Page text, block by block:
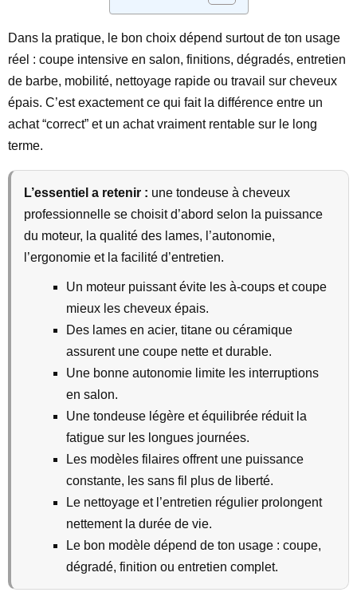
Dans la pratique, le bon choix dépend surtout de ton usage
réel : coupe intensive en salon, finitions, dégradés, entretien
de barbe, mobilité, nettoyage rapide ou travail sur cheveux
épais. C’est exactement ce qui fait la différence entre un
achat “correct” et un achat vraiment rentable sur le long
terme.
L’essentiel a retenir : une tondeuse à cheveux
professionnelle se choisit d’abord selon la puissance
du moteur, la qualité des lames, l’autonomie,
l’ergonomie et la facilité d’entretien.
Un moteur puissant évite les à-coups et coupe
mieux les cheveux épais.
Des lames en acier, titane ou céramique
assurent une coupe nette et durable.
Une bonne autonomie limite les interruptions
en salon.
Une tondeuse légère et équilibrée réduit la
fatigue sur les longues journées.
Les modèles filaires offrent une puissance
constante, les sans fil plus de liberté.
Le nettoyage et l’entretien régulier prolongent
nettement la durée de vie.
Le bon modèle dépend de ton usage : coupe,
dégradé, finition ou entretien complet.